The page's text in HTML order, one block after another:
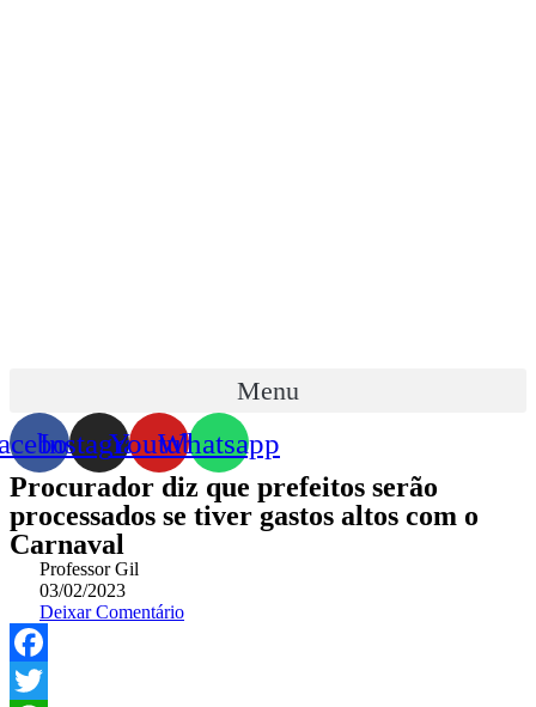
Menu
InstagramYoutubeWhatsapp
Procurador diz que prefeitos serão
processados se tiver gastos altos com o
Carnaval
Professor Gil
03/02/2023
Deixar Comentário
Facebook